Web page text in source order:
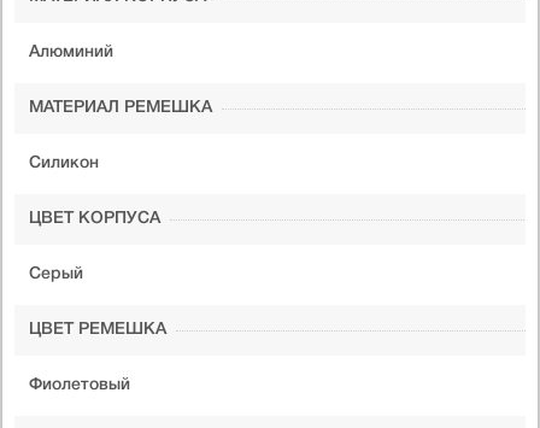
Алюминий
МАТЕРИАЛ РЕМЕШКА
Силикон
ЦВЕТ КОРПУСА
Серый
ЦВЕТ РЕМЕШКА
Фиолетовый